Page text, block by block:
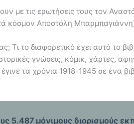
με τις ερωτήσεις τους τον
κόσμον Αποστόλη
Τι το διαφορετικό έχει αυτό το
γνώσεις, κόμικ, χάρτες,
τα χρόνια 1918-1945 σε ένα
5.487 μόνιμους διορισμούς